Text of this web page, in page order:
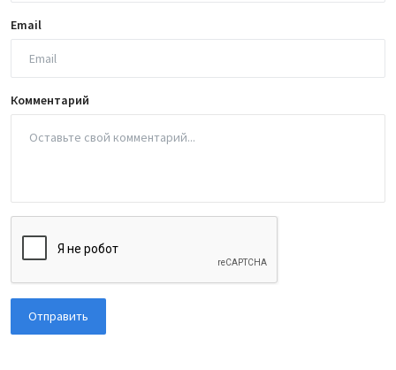
Email
Комментарий
Отправить